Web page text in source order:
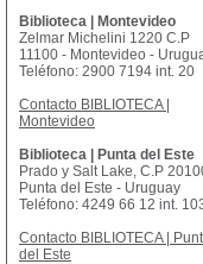
Biblioteca | Montevideo
Zelmar Michelini 1220 C.P
11100 - Montevideo -
Teléfono: 2900 7194 int. 20
Contacto BIBLIOTECA |
Montevideo
Biblioteca | Punta del Este
Prado y Salt Lake, C.P
Punta del Este - Uruguay
Teléfono: 4249 66 12 int.
Contacto BIBLIOTECA |
del Este